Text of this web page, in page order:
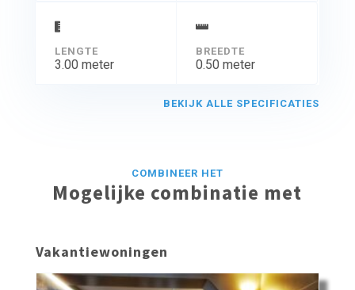
LENGTE
3.00 meter
BREEDTE
0.50 meter
BEKIJK ALLE SPECIFICATIES
COMBINEER HET
Mogelijke combinatie met
Vakantiewoningen